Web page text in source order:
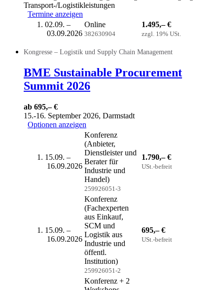
Transport-/Logistikleistungen
Termine anzeigen
02.09. –
03.09.2026
Online
382630904
1.495,– €
zzgl. 19% USt.
Kongresse – Logistik und Supply Chain Management
BME Sustainable Procurement
Summit 2026
ab 695,– €
15.-16. September 2026, Darmstadt
Optionen anzeigen
15.09. –
16.09.2026
Konferenz
(Anbieter,
Dienstleister und
Berater für
Industrie und
Handel)
259926051-3
1.790,– €
USt.-befreit
15.09. –
16.09.2026
Konferenz
(Fachexperten
aus Einkauf,
SCM und
Logistik aus
Industrie und
öffentl.
Institution)
259926051-2
695,– €
USt.-befreit
Konferenz + 2